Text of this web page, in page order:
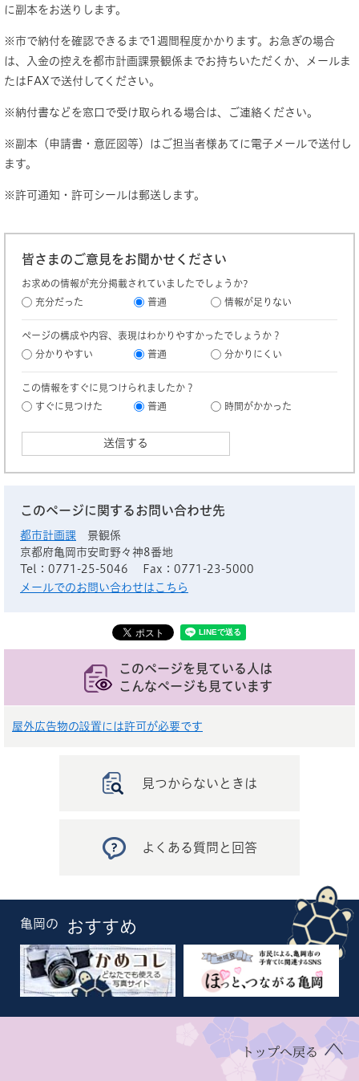
に副本をお送りします。
※市で納付を確認できるまで1週間程度かかります。お急ぎの場合
は、入金の控えを都市計画課景観係までお持ちいただくか、メールま
たはFAXで送付してください。
※納付書などを窓口で受け取られる場合は、ご連絡ください。
※副本（申請書・意匠図等）はご担当者様あてに電子メールで送付し
ます。
※許可通知・許可シールは郵送します。
皆さまのご意見をお聞かせください
お求めの情報が充分掲載されていましたでしょうか?
充分だった
普通 情報が足りない
ページの構成や内容、表現はわかりやすかったでしょうか？
分かりやすい
普通 分かりにくい
この情報をすぐに見つけられましたか？
すぐに見つけた
普通 時間がかかった
このページに関するお問い合わせ先
都市計画課
景観係
京都府亀岡市安町野々神8番地
Tel：0771-25-5046
Fax：0771-23-5000
メールでのお問い合わせはこちら
このページを見ている人は
こんなページも見ています
屋外広告物の設置には許可が必要です
見つからないときは
よくある質問と回答
亀岡の おすすめ
トップへ戻る